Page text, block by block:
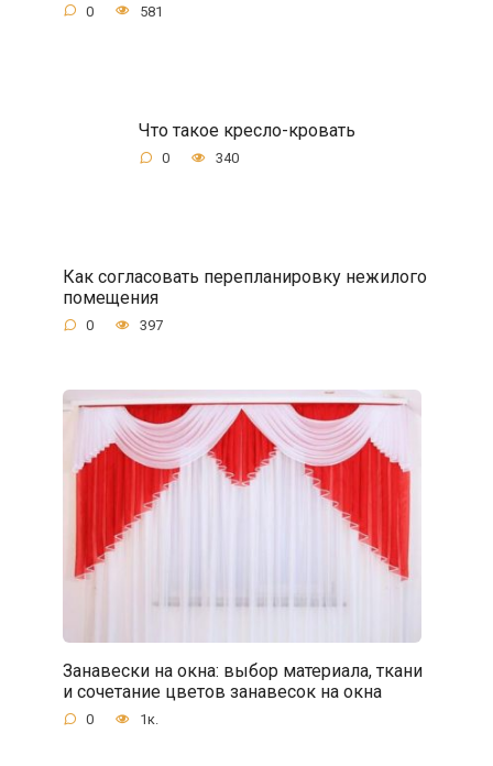
0 581
Что такое кресло-кровать
0 340
Как согласовать перепланировку нежилого
помещения
0 397
Занавески на окна: выбор материала, ткани
и сочетание цветов занавесок на окна
0 1к.